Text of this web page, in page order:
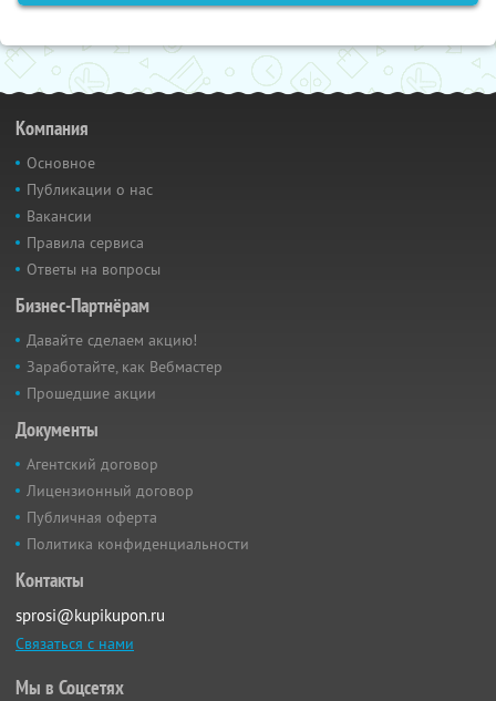
Компания
Основное
Публикации о нас
Вакансии
Правила сервиса
Ответы на вопросы
Бизнес-Партнёрам
Давайте сделаем акцию!
Заработайте, как Вебмастер
Прошедшие акции
Документы
Агентский договор
Лицензионный договор
Публичная оферта
Политика конфиденциальности
Контакты
sprosi@kupikupon.ru
Связаться с нами
Мы в Соцсетях